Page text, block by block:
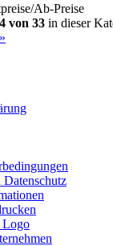
Ab-Preise
von 33 in dieser
Datenschutz
Logo